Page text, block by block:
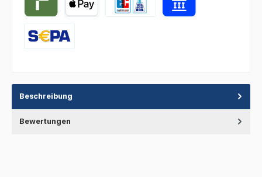
Beschreibung
Bewertungen